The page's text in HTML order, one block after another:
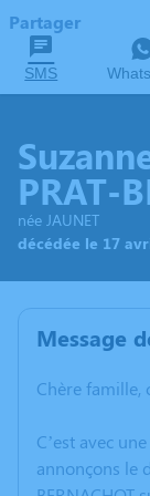
Partager
SMS
PRAT-
née JAUNET
décédée le 17
Message
Chère famille,
C’est avec
annonçons le